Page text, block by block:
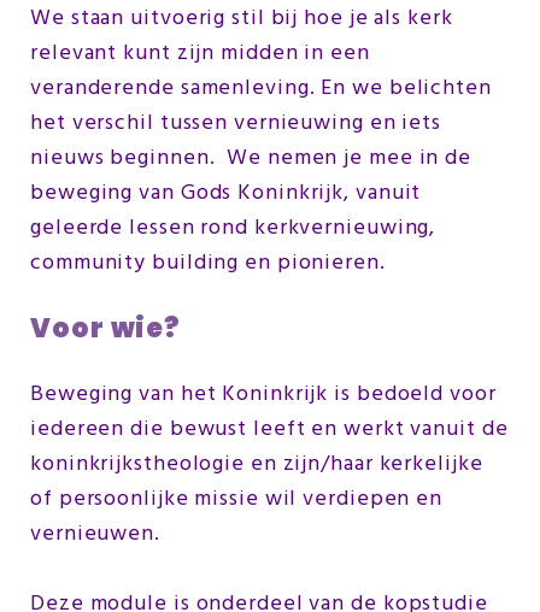
We staan uitvoerig stil bij hoe je als kerk
relevant kunt zijn midden in een
veranderende samenleving. En we belichten
het verschil tussen vernieuwing en iets
nieuws beginnen. We nemen je mee in de
beweging van Gods Koninkrijk, vanuit
geleerde lessen rond kerkvernieuwing,
community building en pionieren.
Voor wie?
Beweging van het Koninkrijk is bedoeld voor
iedereen die bewust leeft en werkt vanuit de
koninkrijkstheologie en zijn/haar kerkelijke
of persoonlijke missie wil verdiepen en
vernieuwen.
Deze module is onderdeel van de kopstudie